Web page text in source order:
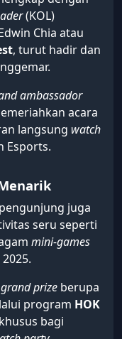
(KOL)
Chia atau
, turut hadir dan
ambassador
acara
langsung watch
Esports.
juga
seru seperti
mini-games
grand prize berupa
program HOK
bagi